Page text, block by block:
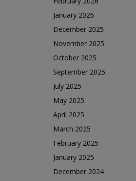
January 2026
December 2025
November 2025
October 2025
September 2025
July 2025
May 2025
April 2025
March 2025
February 2025
January 2025
December 2024